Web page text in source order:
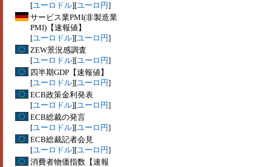
[ユーロドル][ユーロ円]
サービス業PMI(非製造業
PMI)【速報値】
[ユーロドル][ユーロ円]
ZEW景況感調査
[ユーロドル][ユーロ円]
四半期GDP【速報値】
[ユーロドル][ユーロ円]
ECB政策金利発表
[ユーロドル][ユーロ円]
ECB総裁の発言
[ユーロドル][ユーロ円]
ECB総裁記者会見
[ユーロドル][ユーロ円]
消費者物価指数【速報